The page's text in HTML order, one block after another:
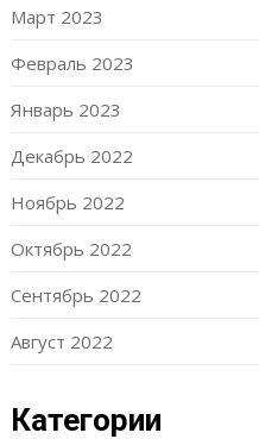
Март 2023
Февраль 2023
Январь 2023
Декабрь 2022
Ноябрь 2022
Октябрь 2022
Сентябрь 2022
Август 2022
Категории